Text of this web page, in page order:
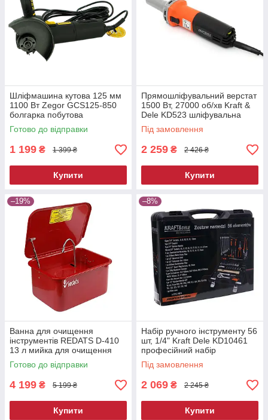
Шліфмашина кутова 125 мм
1100 Вт Zegor GCS125-850
болгарка побутова
електрична для різання та
шліфування
Готово до відправки
1 199 ₴ 1 399 ₴
Купити
Прямошліфувальний верстат
1500 Вт, 27000 об/хв Kraft &
Dele KD523 шліфувальна
машина пряма
Під замовлення
2 259 ₴ 2 426 ₴
Купити
–19%
Ванна для очищення
інструментів REDATS D-410
13 л мийка для очищення
деталей мийна ванна для
майстерні
Готово до відправки
4 199 ₴ 5 199 ₴
Купити
–8%
Набір ручного інструменту 56
шт, 1/4" Kraft Dele KD10461
професійний набір
інструментів
Під замовлення
2 069 ₴ 2 245 ₴
Купити